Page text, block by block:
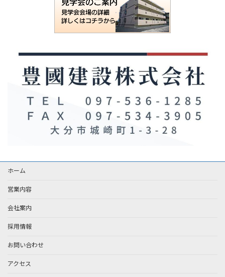
ホーム
営業内容
会社案内
採用情報
お問い合わせ
アクセス